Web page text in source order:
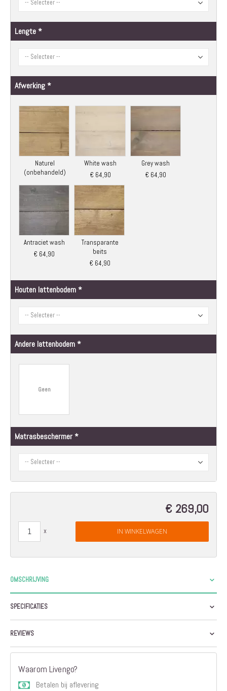
Lengte
Afwerking
Naturel
(onbehandeld)
White wash
€ 64,90
Grey wash
€ 64,90
Antraciet wash
€ 64,90
Transparante
beits
€ 64,90
Houten lattenbodem
Andere lattenbodem
Geen
Matrasbeschermer
€ 269,00
IN WINKELWAGEN
OMSCHRIJVING
SPECIFICATIES
REVIEWS
Waarom Livengo?
Betalen bij aflevering